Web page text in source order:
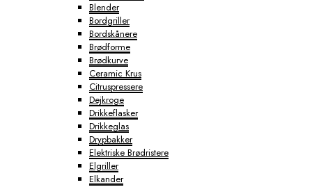
Blender
Bordgriller
Bordskånere
Brødforme
Brødkurve
Ceramic Krus
Citruspressere
Dejkroge
Drikkeflasker
Drikkeglas
Drypbakker
Elektriske Brødristere
Elgriller
Elkander